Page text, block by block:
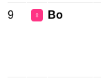
9 ♀ Bo